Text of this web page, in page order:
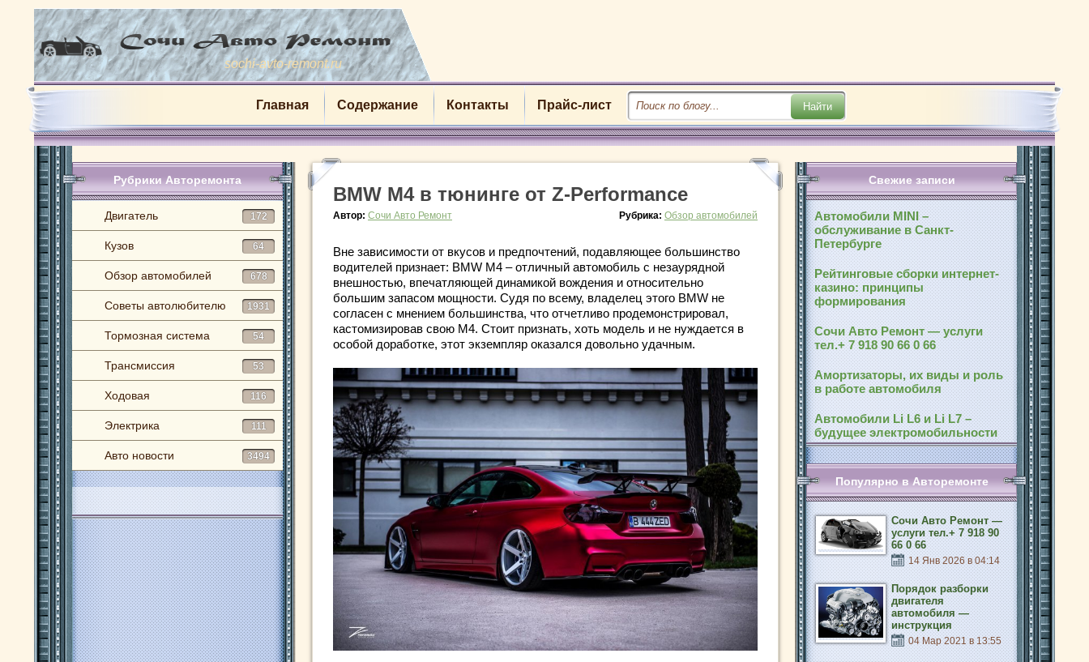
sochi-avto-remont.ru
Главная Содержание Контакты Прайс-лист
Рубрики Авторемонта
Двигатель 172
Кузов 64
Обзор автомобилей 678
Советы автолюбителю 1931
Тормозная система 54
Трансмиссия 53
Ходовая 116
Электрика 111
Авто новости 3494
BMW M4 в тюнинге от Z-Performance
Автор: Сочи Авто Ремонт Рубрика: Обзор автомобилей
Вне зависимости от вкусов и предпочтений, подавляющее большинство
водителей признает: BMW M4 – отличный автомобиль с незаурядной
внешностью, впечатляющей динамикой вождения и относительно
большим запасом мощности. Судя по всему, владелец этого BMW не
согласен с мнением большинства, что отчетливо продемонстрировал,
кастомизировав свою M4. Стоит признать, хоть модель и не нуждается в
особой доработке, этот экземпляр оказался довольно удачным.
Свежие записи
Автомобили MINI –
обслуживание в Санкт-
Петербурге
Рейтинговые сборки интернет-
казино: принципы
формирования
Сочи Авто Ремонт — услуги
тел.+ 7 918 90 66 0 66
Амортизаторы, их виды и роль
в работе автомобиля
Автомобили Li L6 и Li L7 –
будущее электромобильности
Популярно в Авторемонте
Сочи Авто Ремонт —
услуги тел.+ 7 918 90
66 0 66
14 Янв 2026 в 04:14
Порядок разборки
двигателя
автомобиля —
инструкция
04 Мар 2021 в 13:55